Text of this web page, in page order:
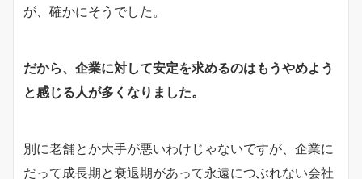
が、確かにそうでした。
だから、企業に対して安定を求めるのはもうやめよう
と感じる人が多くなりました。
別に老舗とか大手が悪いわけじゃないですが、企業に
だって成長期と衰退期があって永遠につぶれない会社